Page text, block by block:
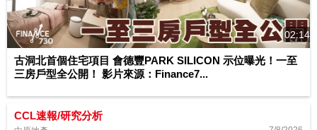
02:14
古洞北首個住宅項目 會德豐PARK SILICON 示位曝光！一至
三房戶型全公開！ 影片來源：Finance7...
CCL速報/研究分析